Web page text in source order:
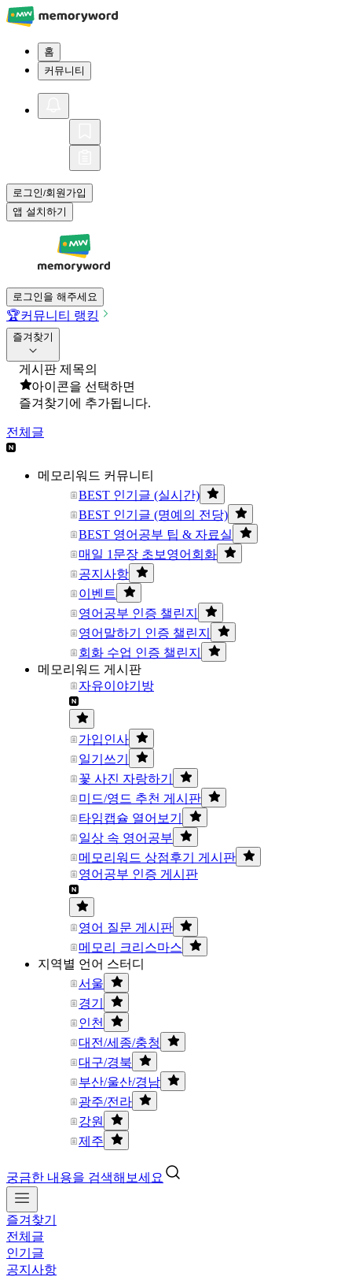
홈
커뮤니티
로그인/회원가입
앱 설치하기
로그인을 해주세요
🏆커뮤니티 랭킹
즐겨찾기
게시판 제목의
아이콘을 선택하면
즐겨찾기에 추가됩니다.
전체글
메모리워드 커뮤니티
BEST 인기글 (실시간)
BEST 인기글 (명예의 전당)
BEST 영어공부 팁 & 자료실
매일 1문장 초보영어회화
공지사항
이벤트
영어공부 인증 챌린지
영어말하기 인증 챌린지
회화 수업 인증 챌린지
메모리워드 게시판
자유이야기방
가입인사
일기쓰기
꽃 사진 자랑하기
미드/영드 추천 게시판
타임캡슐 열어보기
일상 속 영어공부
메모리워드 상점후기 게시판
영어공부 인증 게시판
영어 질문 게시판
메모리 크리스마스
지역별 언어 스터디
서울
경기
인천
대전/세종/충청
대구/경북
부산/울산/경남
광주/전라
강원
제주
궁금한 내용을 검색해보세요
즐겨찾기
전체글
인기글
공지사항